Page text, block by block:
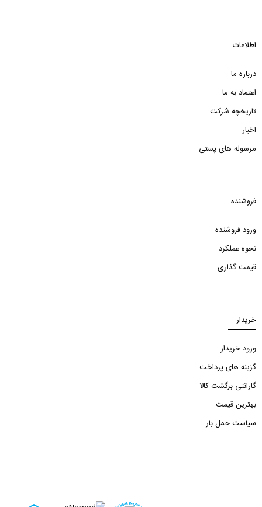
اطلاعات
درباره ما
اعتماد به ما
تاریخچه شرکت
اخبار
مرسوله های پستی
فروشنده
ورود فروشنده
نحوه عملکرد
قیمت گذاری
خریدار
ورود خریدار
گزینه های پرداخت
گارانتی برگشت کالا
بهترین قیمت
سیاست حمل بار